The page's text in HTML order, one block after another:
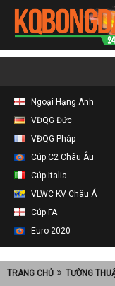
Ngoại Hạng Anh
VĐQG Đức
VĐQG Pháp
Cúp C2 Châu Âu
Cúp Italia
VLWC KV Châu Á
Cúp FA
Euro 2020
TRANG CHỦ TƯỜNG